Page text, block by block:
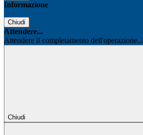
Informazione
Chiudi
Attendere...
Attendere il completamento dell'operazione...
Chiudi